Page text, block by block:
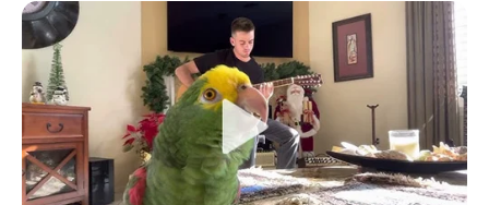
Η ολοκλήρωση της δεύτερης ημέρας των
εργασιών του 16ου Συνεδρίου της Νέας
Δημοκρατίας βρήκε τα στελέχη και τη νεολαία
του κόμματος σε μια χαλαρή κοινωνική
εκδήλωση. Η ΟΝΝΕΔ, σε συνεργασία με τον